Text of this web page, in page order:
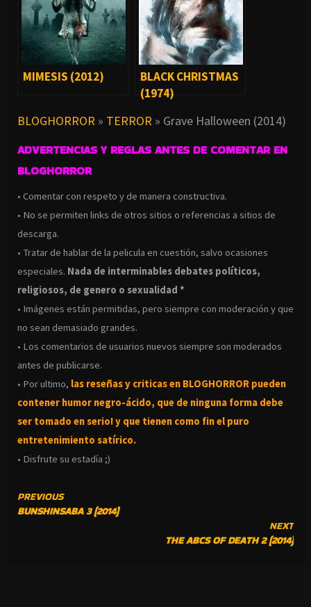
MIMESIS (2012)
BLACK CHRISTMAS
(1974)
BLOGHORROR » TERROR » Grave Halloween (2014)
ADVERTENCIAS Y REGLAS ANTES DE COMENTAR EN
BLOGHORROR
• Comentar con respeto y de manera constructiva.
• No se permiten links de otros sitios o referencias a sitios de
descarga.
• Tratar de hablar de la pelicula en cuestión, salvo ocasiones
especiales. Nada de interminables debates políticos,
religiosos, de genero o sexualidad *
• Imágenes están permitidas, pero siempre con moderación y que
no sean demasiado grandes.
• Los comentarios de usuarios nuevos siempre son moderados
antes de publicarse.
• Por ultimo, las reseñas y criticas en BLOGHORROR pueden
contener humor negro-ácido, que de ninguna forma debe
ser tomado en serio! y que tienen como fin el puro
entretenimiento satírico.
• Disfrute su estadía ;)
CONTINUE
READING
PREVIOUS
BUNSHINSABA 3 (2014)
NEXT
THE ABCS OF DEATH 2 (2014)